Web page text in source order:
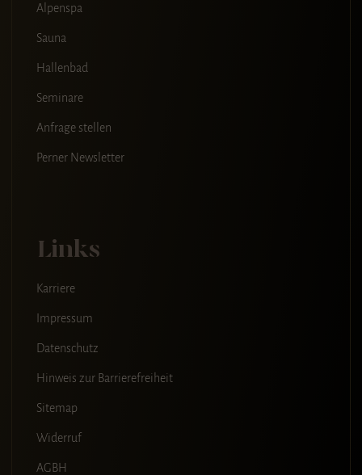
Alpenspa
Sauna
Hallenbad
Seminare
Anfrage stellen
Perner Newsletter
Links
Karriere
Impressum
Datenschutz
Hinweis zur Barrierefreiheit
Sitemap
Widerruf
AGBH